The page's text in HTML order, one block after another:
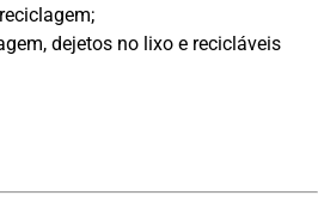
dejetos no lixo e recicláveis